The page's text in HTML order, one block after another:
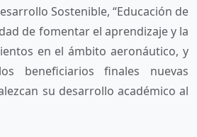
Sostenible, “Educación de
de fomentar el aprendizaje y la
en el ámbito aeronáutico, y
beneficiarios finales nuevas
su desarrollo académico al